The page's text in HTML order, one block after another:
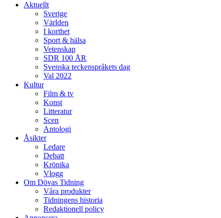
Aktuellt
Sverige
Världen
I korthet
Sport & hälsa
Vetenskap
SDR 100 ÅR
Svenska teckenspråkets dag
Val 2022
Kultur
Film & tv
Konst
Litteratur
Scen
Antologi
Åsikter
Ledare
Debatt
Krönika
Vlogg
Om Dövas Tidning
Våra produkter
Tidningens historia
Redaktionell policy